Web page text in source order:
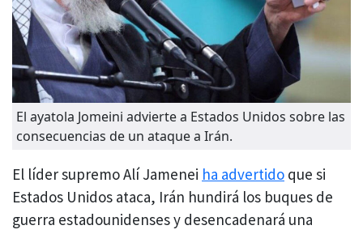
El ayatola Jomeini advierte a Estados Unidos sobre las
consecuencias de un ataque a Irán.
El líder supremo Alí Jamenei ha advertido que si
Estados Unidos ataca, Irán hundirá los buques de
guerra estadounidenses y desencadenará una